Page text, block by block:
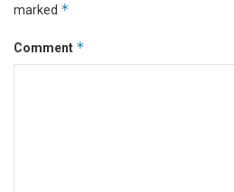
marked *
Comment *